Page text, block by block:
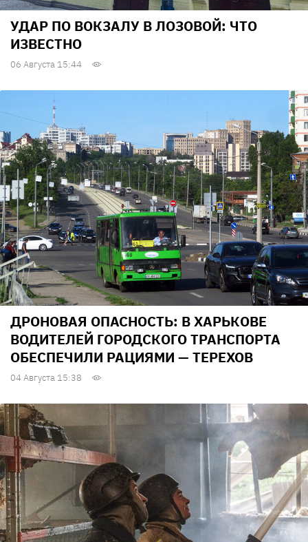
УДАР ПО ВОКЗАЛУ В ЛОЗОВОЙ: ЧТО
ИЗВЕСТНО
06 Августа 15:44
ДРОНОВАЯ ОПАСНОСТЬ: В ХАРЬКОВЕ
ВОДИТЕЛЕЙ ГОРОДСКОГО ТРАНСПОРТА
ОБЕСПЕЧИЛИ РАЦИЯМИ — ТЕРЕХОВ
04 Августа 15:38